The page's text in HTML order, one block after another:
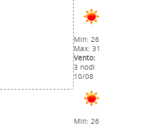
Min: 26
Max: 31
Vento:
3 nodi
10/08
Min: 26